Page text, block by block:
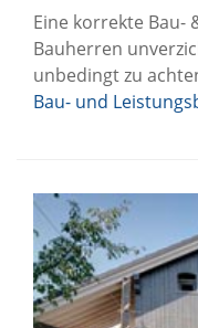
Eine korrekte Bau-
Bauherren
unbedingt zu
Bau- und